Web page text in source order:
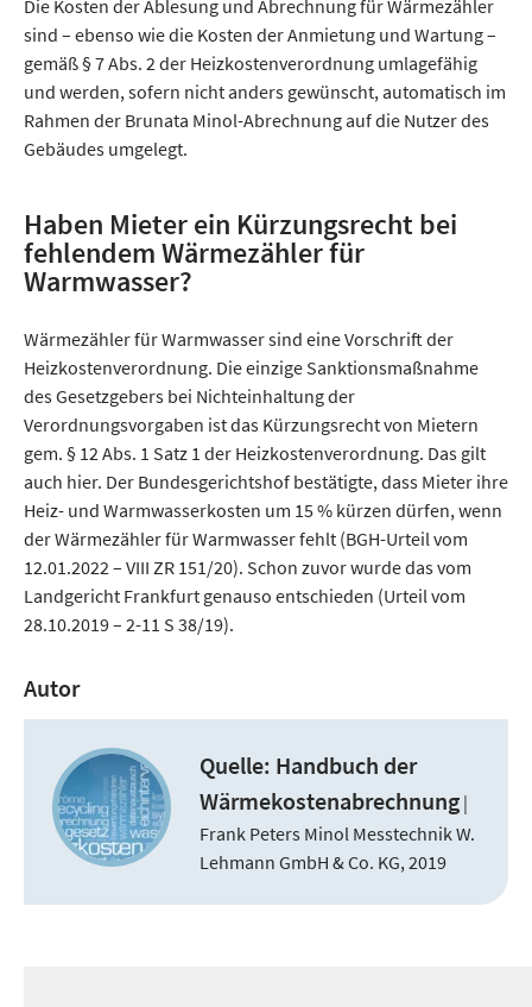
Die Kosten der Ablesung und Abrechnung für Wärmezähler
sind – ebenso wie die Kosten der Anmietung und Wartung –
gemäß § 7 Abs. 2 der Heizkostenverordnung umlagefähig
und werden, sofern nicht anders gewünscht, automatisch im
Rahmen der Brunata Minol-Abrechnung auf die Nutzer des
Gebäudes umgelegt.
Haben Mieter ein Kürzungsrecht bei
fehlendem Wärmezähler für
Warmwasser?
Wärmezähler für Warmwasser sind eine Vorschrift der
Heizkostenverordnung. Die einzige Sanktionsmaßnahme
des Gesetzgebers bei Nichteinhaltung der
Verordnungsvorgaben ist das Kürzungsrecht von Mietern
gem. § 12 Abs. 1 Satz 1 der Heizkostenverordnung. Das gilt
auch hier. Der Bundesgerichtshof bestätigte, dass Mieter ihre
Heiz- und Warmwasserkosten um 15 % kürzen dürfen, wenn
der Wärmezähler für Warmwasser fehlt (BGH-Urteil vom
12.01.2022 – VIII ZR 151/20). Schon zuvor wurde das vom
Landgericht Frankfurt genauso entschieden (Urteil vom
28.10.2019 – 2-11 S 38/19).
Autor
Quelle: Handbuch der
Wärmekostenabrechnung |
Frank Peters Minol Messtechnik W.
Lehmann GmbH & Co. KG, 2019